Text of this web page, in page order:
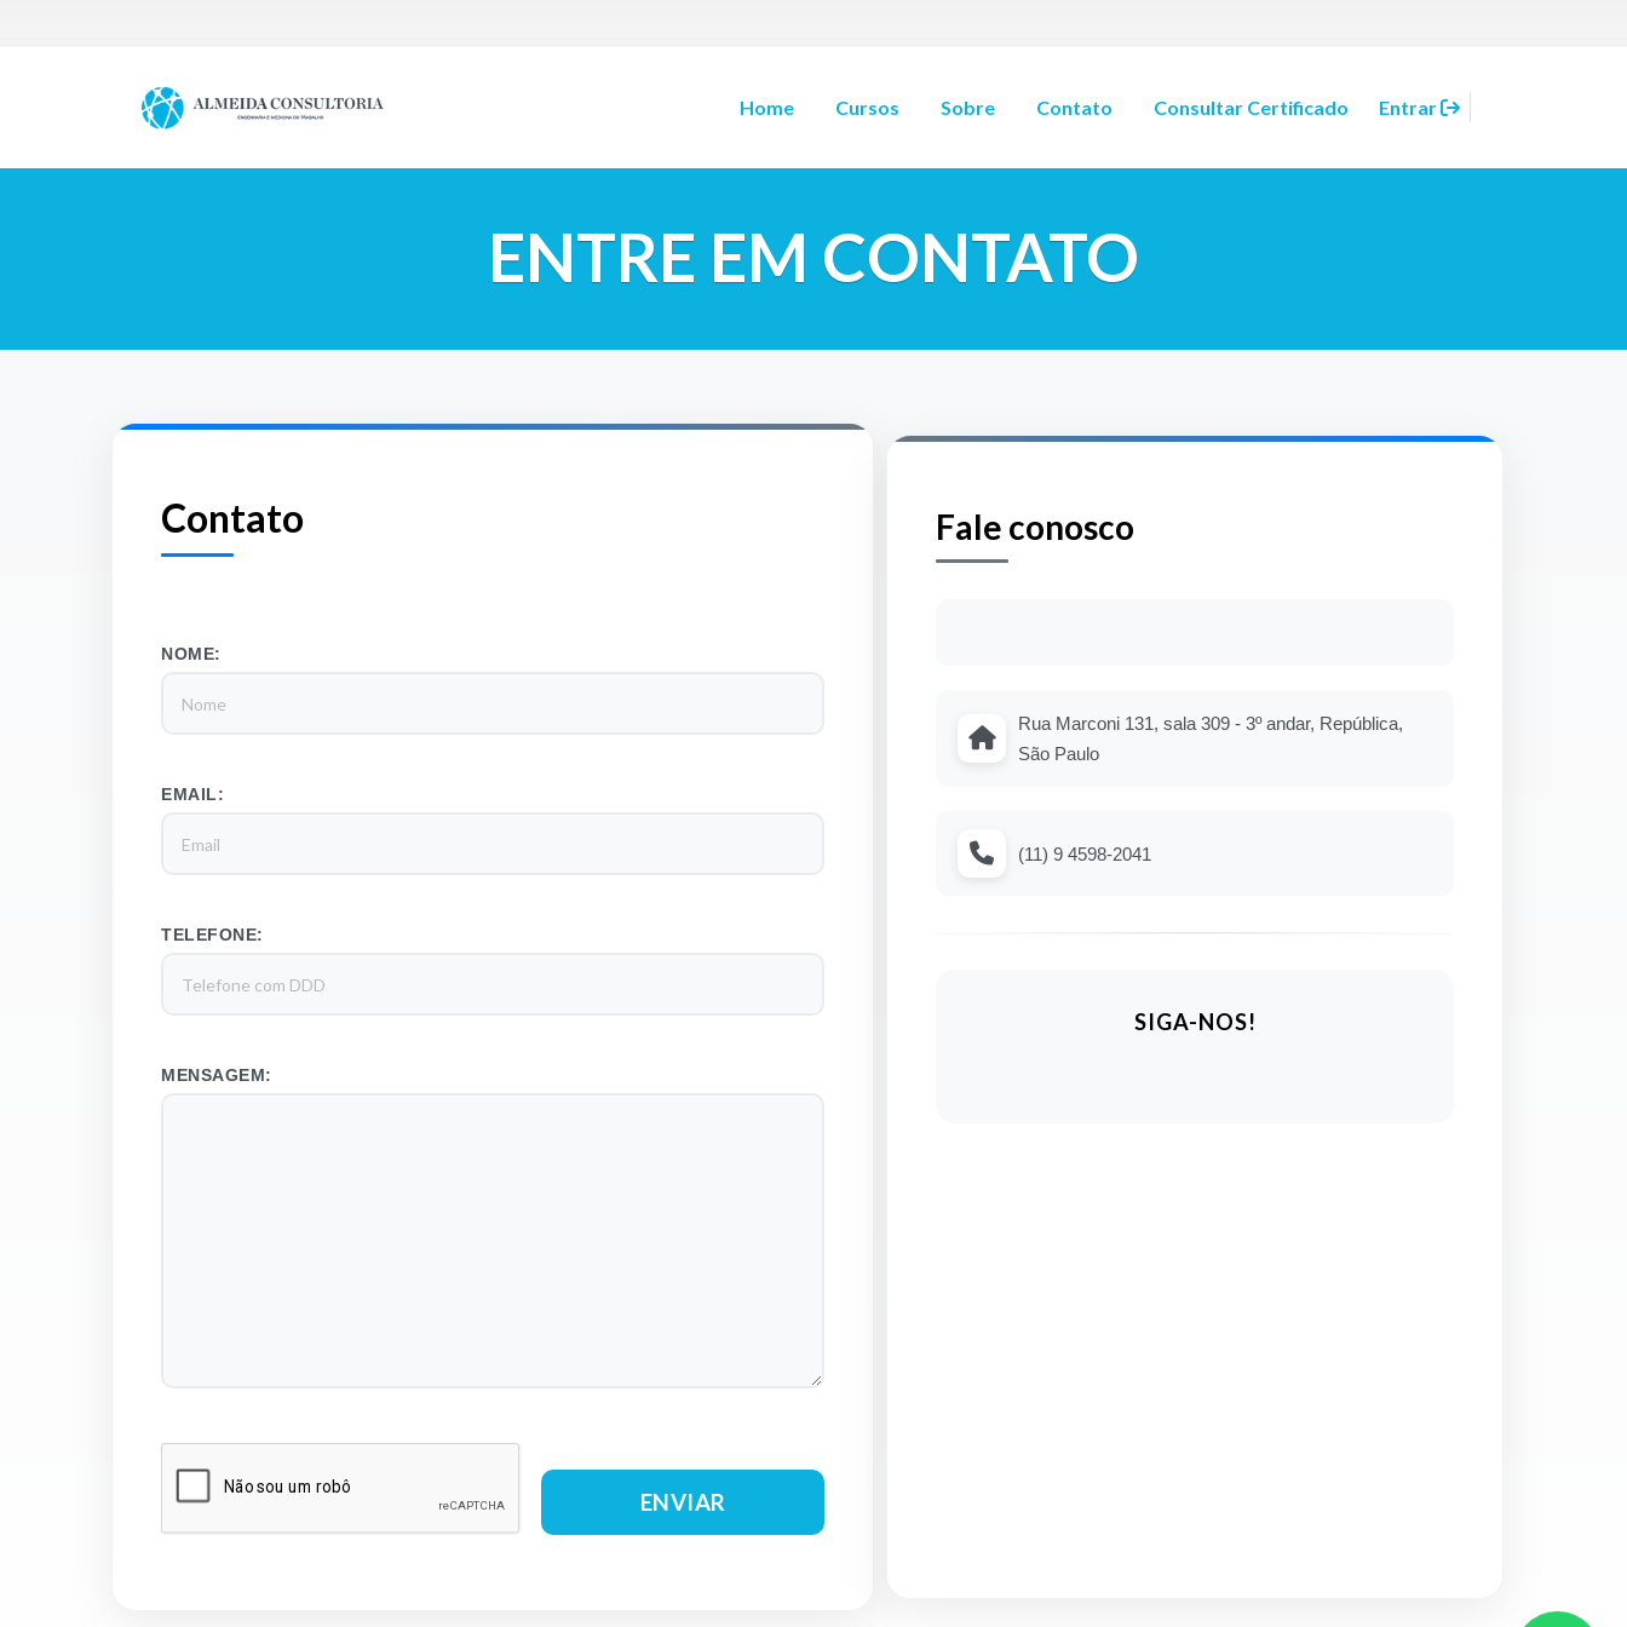
Home Cursos Sobre Contato Consultar Certificado Entrar
ENTRE EM CONTATO
Contato
NOME:
EMAIL:
TELEFONE:
MENSAGEM:
Fale conosco
Rua Marconi 131, sala 309 - 3º andar, República,
São Paulo
(11) 9 4598-2041
SIGA-NOS!